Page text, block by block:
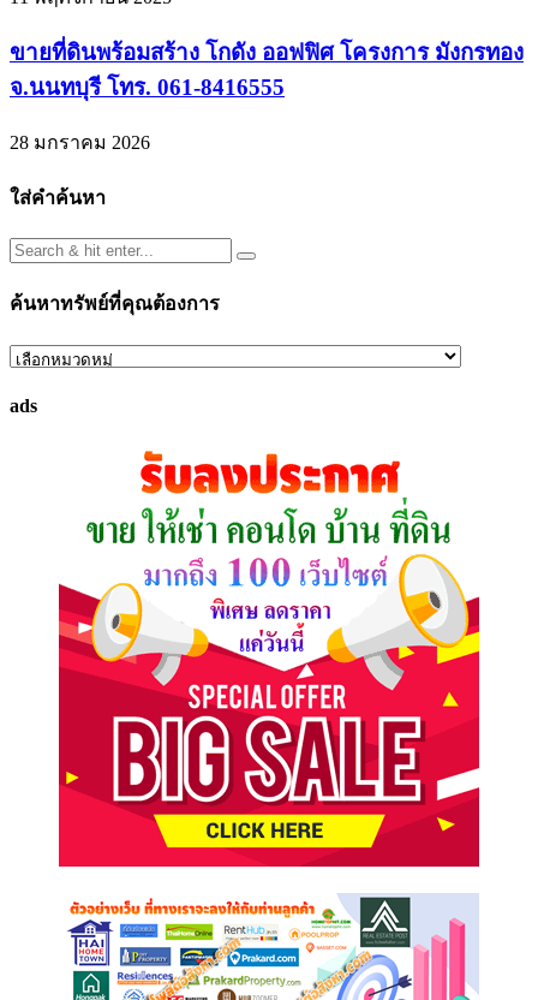
ขายที่ดินพร้อมสร้าง โกดัง ออฟฟิศ โครงการ มังกรทอง
จ.นนทบุรี โทร. 061-8416555
28 มกราคม 2026
ใส่คำค้นหา
ค้นหาทรัพย์ที่คุณต้องการ
ค้นหา
ที่
ads